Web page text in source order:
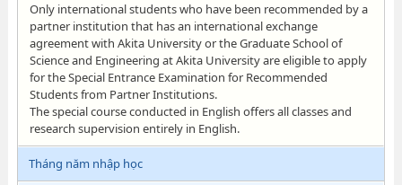
Only international students who have been recommended by a
partner institution that has an international exchange
agreement with Akita University or the Graduate School of
Science and Engineering at Akita University are eligible to apply
for the Special Entrance Examination for Recommended
Students from Partner Institutions.
The special course conducted in English offers all classes and
research supervision entirely in English.
Tháng năm nhập học